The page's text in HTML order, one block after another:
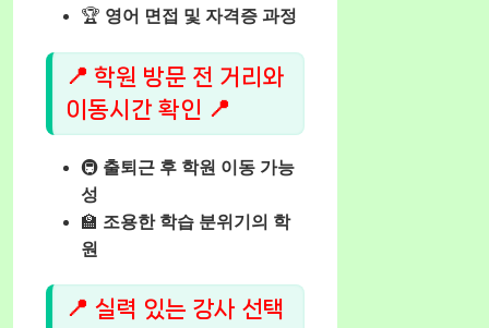
🏆 영어 면접 및 자격증 과정
📍 학원 방문 전 거리와
이동시간 확인 📍
🚇 출퇴근 후 학원 이동 가능
성
🏫 조용한 학습 분위기의 학
원
📍 실력 있는 강사 선택